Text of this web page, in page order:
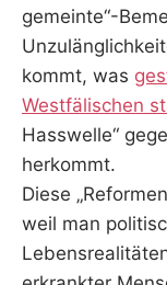
gemeinte“-
kommt, was
Westfälischen
Hasswelle“
herkommt.
Diese
weil man